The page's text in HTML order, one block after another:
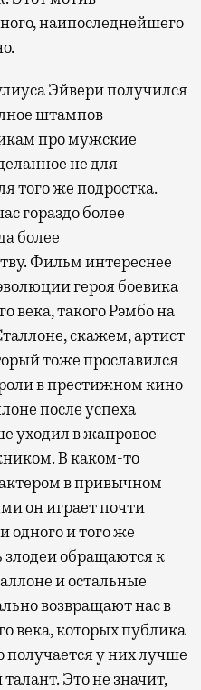
наипоследнейшего
Эйвери получился
штампов
про мужские
не для
того же подростка.
гораздо более
более
Фильм интереснее
героя боевика
века, такого Рэмбо на
скажем, артист
тоже прославился
в престижном кино
после успеха
уходил в жанровое
В каком-то
в привычном
он играет почти
одного и того же
злодеи обращаются к
и остальные
возвращают нас в
века, которых публика
получается у них лучше
талант. Это не значит,